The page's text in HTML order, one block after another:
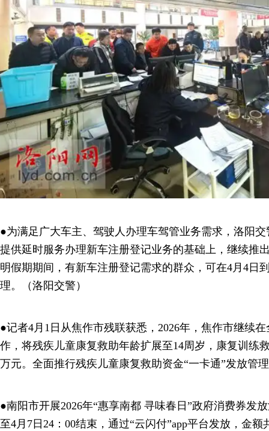
●为满足广大车主、驾驶人办理车驾管业务需求，洛阳
提供延时服务办理新车注册登记业务的基础上，继续推
明假期期间，有新车注册登记需求的群众，可在4月4日
理。（洛阳交警）
●记者4月1日从焦作市残联获悉，2026年，焦作市继续
作，将残疾儿童康复救助年龄扩展至14周岁，康复训练
万元。全面推行残疾儿童康复救助资金“一卡通”发放管
●南阳市开展2026年“惠享南都 寻味春日”政府消费券发
至4月7日24：00结束，通过“云闪付”app平台发放，金额